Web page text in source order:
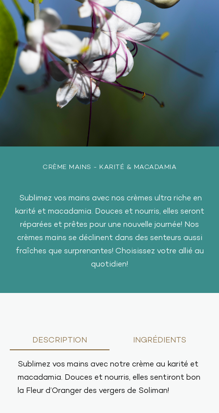
CRÈME MAINS - KARITÉ & MACADAMIA
Sublimez vos mains avec nos crèmes ultra riche en
karité et macadamia. Douces et nourris, elles seront
réparées et prêtes pour une nouvelle journée! Nos
crèmes mains se déclinent dans des senteurs aussi
fraîches que surprenantes! Choisissez votre allié au
quotidien!
DESCRIPTION INGRÉDIENTS
Sublimez vos mains avec notre crème au karité et
macadamia. Douces et nourris, elles sentiront bon
la Fleur d’Oranger des vergers de Soliman!